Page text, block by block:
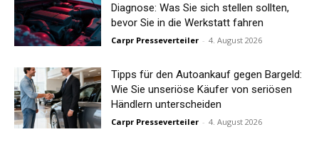
Diagnose: Was Sie sich stellen sollten,
bevor Sie in die Werkstatt fahren
Carpr Presseverteiler - 4. August 2026
Tipps für den Autoankauf gegen Bargeld:
Wie Sie unseriöse Käufer von seriösen
Händlern unterscheiden
Carpr Presseverteiler - 4. August 2026